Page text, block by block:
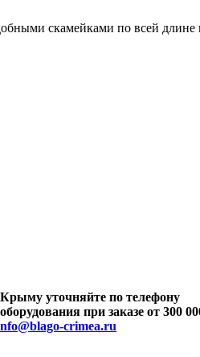
скамейками по всей
Крыму уточняйте по
при заказе от 300
crimea.ru